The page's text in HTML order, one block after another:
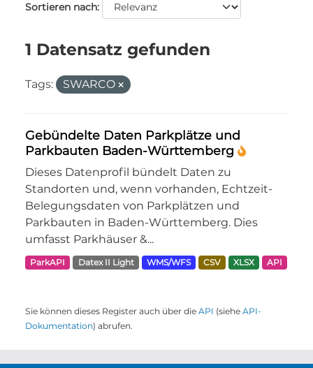
Sortieren nach
1 Datensatz gefunden
Tags: SWARCO
Gebündelte Daten Parkplätze und
Parkbauten Baden-Württemberg
Dieses Datenprofil bündelt Daten zu
Standorten und, wenn vorhanden, Echtzeit-
Belegungsdaten von Parkplätzen und
Parkbauten in Baden-Württemberg. Dies
umfasst Parkhäuser &...
ParkAPI Datex II Light WMS/WFS CSV XLSX API
Sie können dieses Register auch über die API (siehe API-
Dokumentation) abrufen.